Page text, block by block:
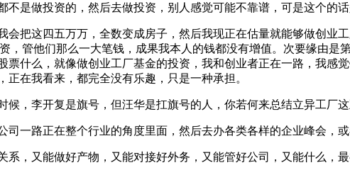
做投资的，然后去做投资，别人感觉可能不靠谱，可是这个的话
把这四五万万，全数变成房子，然后我现正在估量就能够做创业
，管他们那么一大笔钱，成果我本人的钱都没有增值。次要缘由是
什么，就像做创业工厂基金的投资，我和创业者正在一路，我感
在我看来，都完全没有乐趣，只是一种承担。
，李开复是旗号，但汪华是扛旗号的人，你若何来总结立异工厂这
路正在整个行业的角度里面，然后去办各类各样的企业峰会，或
又能做好产物，又能对接好外务，又能管好公司，又能什么，最